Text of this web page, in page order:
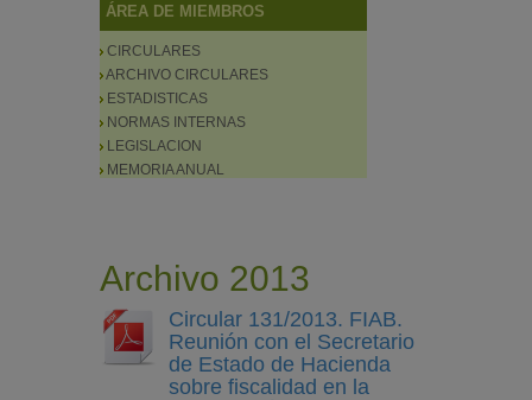
ÁREA DE MIEMBROS
CIRCULARES
ARCHIVO CIRCULARES
ESTADISTICAS
NORMAS INTERNAS
LEGISLACION
MEMORIA ANUAL
Archivo 2013
Circular 131/2013. FIAB.
Reunión con el Secretario
de Estado de Hacienda
sobre fiscalidad en la